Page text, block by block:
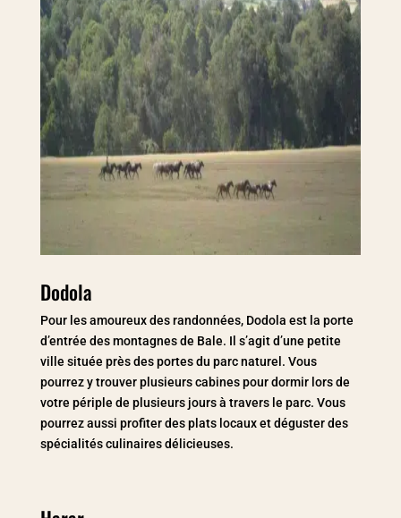
Dodola
Pour les amoureux des randonnées, Dodola est la porte
d’entrée des montagnes de Bale. Il s’agit d’une petite
ville située près des portes du parc naturel. Vous
pourrez y trouver plusieurs cabines pour dormir lors de
votre périple de plusieurs jours à travers le parc. Vous
pourrez aussi profiter des plats locaux et déguster des
spécialités culinaires délicieuses.